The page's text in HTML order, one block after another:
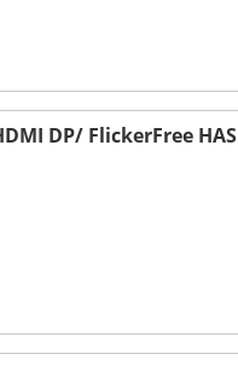
DP/ FlickerFree HAS